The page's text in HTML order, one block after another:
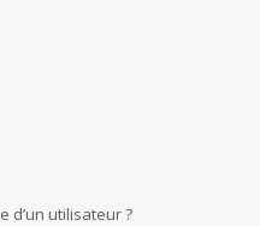
d’un utilisateur ?